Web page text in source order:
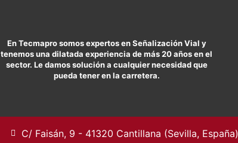
En Tecmapro somos expertos en Señalización Vial y
tenemos una dilatada experiencia de más 20 años en el
sector. Le damos solución a cualquier necesidad que
pueda tener en la carretera.
C/ Faisán, 9 - 41320 Cantillana (Sevilla, España)